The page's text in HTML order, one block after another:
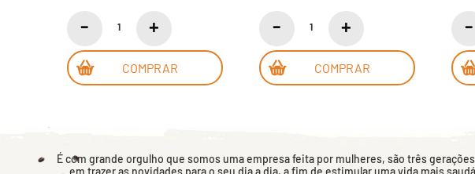
COMPRAR COMPRAR
É com grande orgulho que somos uma empresa feita por mulheres, são três
em trazer as novidades para o seu dia a dia, a fim de estimular uma vida mais